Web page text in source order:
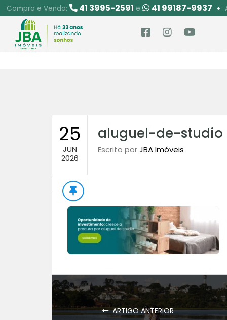
Compra e Venda: 41 3995-2591 e 41 99187-9937
25
JUN
2026
aluguel-de-studio
Escrito porJBA Imóveis
ARTIGO ANTERIOR